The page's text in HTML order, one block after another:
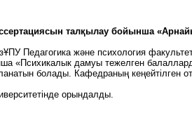
талқылау бойынша
Педагогика және психология
«Психикалык дамуы тежелген
болады. Кафедраның кеңейтілген
орындалды.